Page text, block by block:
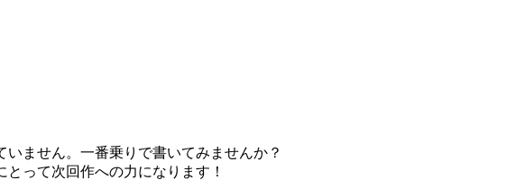
いません。一番乗りで書いてみませんか？
って次回作への力になります！